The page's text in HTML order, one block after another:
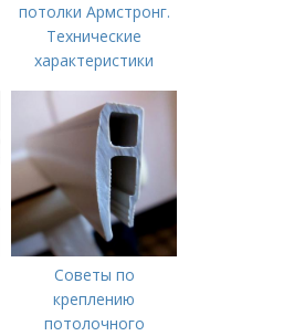
потолки Армстронг.
Технические
характеристики
Советы по
креплению
потолочного